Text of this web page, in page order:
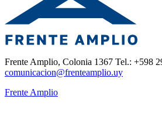
Frente Amplio, Colonia 1367 Tel.: +598
comunicacion@frenteamplio.uy
Frente Amplio